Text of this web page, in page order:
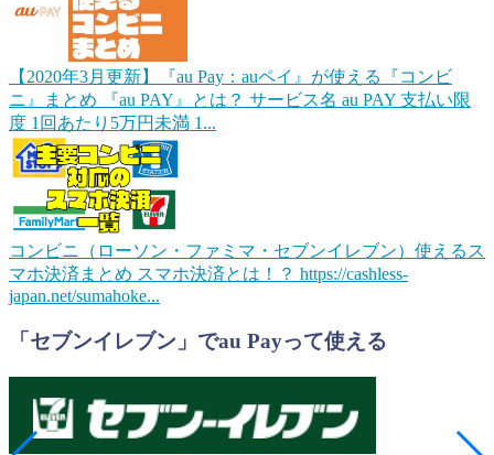
【2020年3月更新】『au Pay：auペイ』が使える『コンビ
ニ』まとめ 『au PAY』とは？ サービス名 au PAY 支払い限
度 1回あたり5万円未満 1...
コンビニ（ローソン・ファミマ・セブンイレブン）使えるス
マホ決済まとめ スマホ決済とは！？ https://cashless-
japan.net/sumahoke...
「セブンイレブン」でau Payって使える